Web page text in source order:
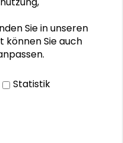
und
jährlich.
Sie in unseren
können Sie auch
Statistik